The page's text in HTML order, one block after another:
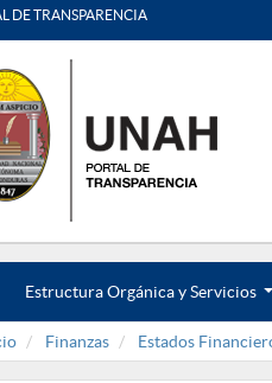
DE TRANSPARENCIA
Estructura Orgánica y Servicios
.
.
Finanzas Estados